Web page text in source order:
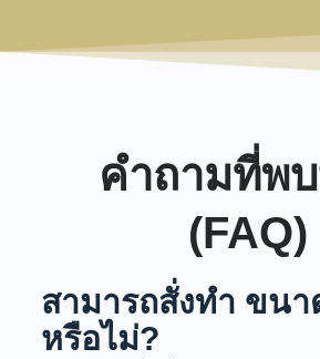
คำถามที่พ
(FAQ)
สามารถสั่งทำ ขนา
หรือไม่?